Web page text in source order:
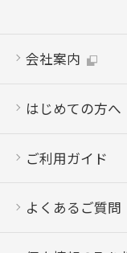
会社案内
はじめての方へ
ご利用ガイド
よくあるご質問